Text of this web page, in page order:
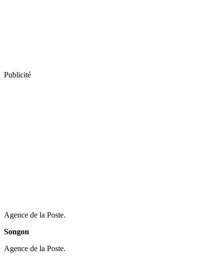
Publicité
Agence de la Poste.
Songon
Agence de la Poste.